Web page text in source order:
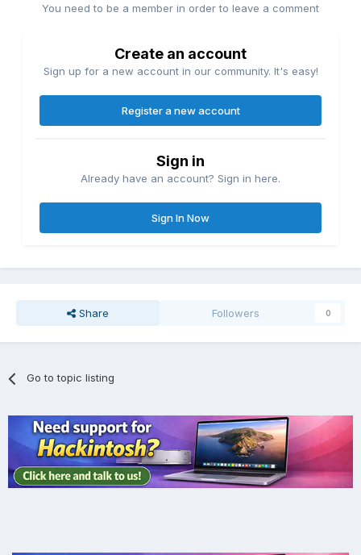
You need to be a member in order to leave a comment
Create an account
Sign up for a new account in our community. It's easy!
Register a new account
Sign in
Already have an account? Sign in here.
Sign In Now
Share Followers 0
Go to topic listing